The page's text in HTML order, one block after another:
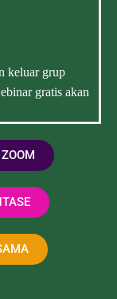
keluar grup
gratis akan